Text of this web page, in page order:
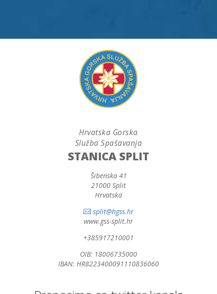
Hrvatska Gorska
Služba Spašavanja
STANICA SPLIT
Šibenska 41
21000 Split
Hrvatska
split@hgss.hr
www.gss-split.hr
+385917210001
OIB: 18006735000
IBAN: HR8223400091110836060